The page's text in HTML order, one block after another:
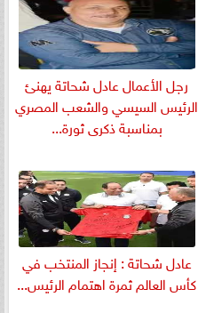
رجل الأعمال عادل شحاتة يهنئ
الرئيس السيسي والشعب المصري
بمناسبة ذكرى ثورة...
عادل شحاتة : إنجاز المنتخب في
كأس العالم ثمرة اهتمام الرئيس...